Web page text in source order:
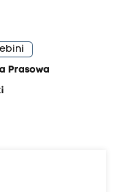
Prasowa